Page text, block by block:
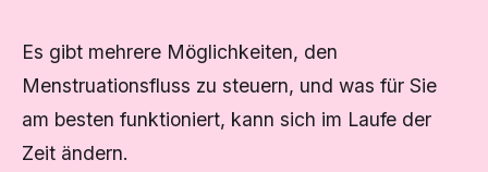
Es gibt mehrere Möglichkeiten, den
Menstruationsfluss zu steuern, und was für Sie
am besten funktioniert, kann sich im Laufe der
Zeit ändern.